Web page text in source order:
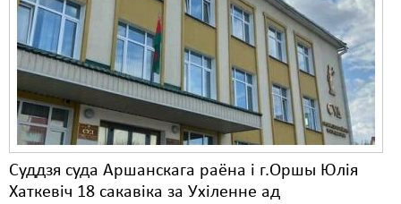
Суддзя суда Аршанскага раёна і г.Оршы Юлія
Хаткевіч 18 сакавіка за Ухіленне ад